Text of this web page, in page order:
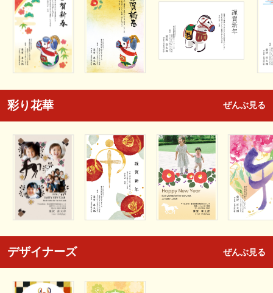
彩り花華 ぜんぶ見る
デザイナーズ ぜんぶ見る